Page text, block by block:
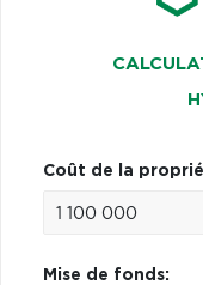
Coût de la
Mise de fonds: